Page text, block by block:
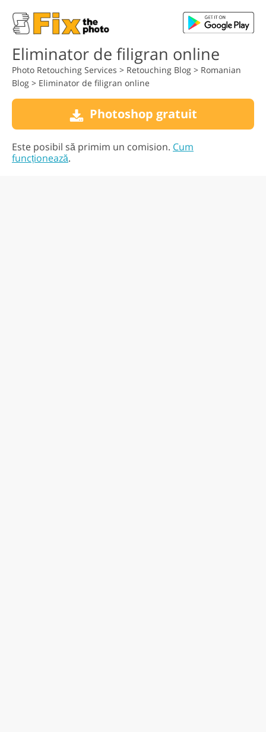
Eliminator de filigran online
Photo Retouching Services > Retouching Blog > Romanian
Blog > Eliminator de filigran online
Photoshop gratuit
Este posibil să primim un comision. Cum
funcționează.